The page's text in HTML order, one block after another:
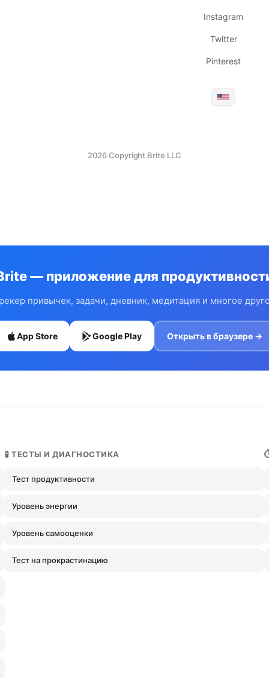
Instagram
Twitter
Pinterest
2026 Copyright Brite LLC
— приложение для
привычек, задачи, дневник, медитация и многое
App Store Google Play Открыть в браузере →
🧪 ТЕСТЫ И ДИАГНОСТИКА
Тест продуктивности
Уровень энергии
Уровень самооценки
Тест на прокрастинацию